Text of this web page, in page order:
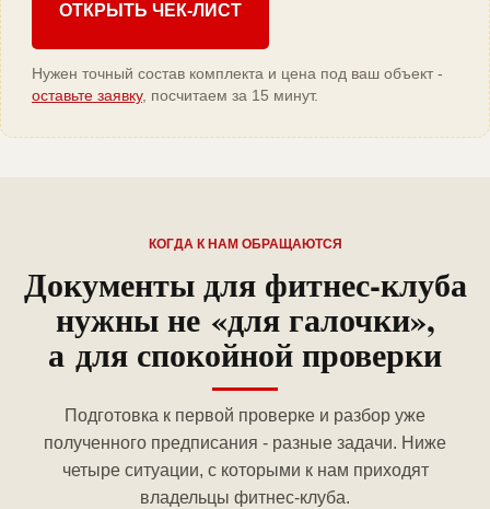
ОТКРЫТЬ ЧЕК-ЛИСТ
Нужен точный состав комплекта и цена под ваш объект -
оставьте заявку, посчитаем за 15 минут.
КОГДА К НАМ ОБРАЩАЮТСЯ
Документы для фитнес-клуба
нужны не «для галочки»,
а для спокойной проверки
Подготовка к первой проверке и разбор уже
полученного предписания - разные задачи. Ниже
четыре ситуации, с которыми к нам приходят
владельцы фитнес-клуба.